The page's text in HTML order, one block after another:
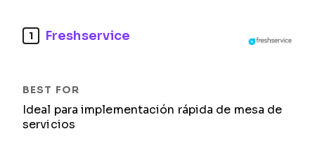
1 Freshservice
Ideal para implementación rápida de mesa de
servicios